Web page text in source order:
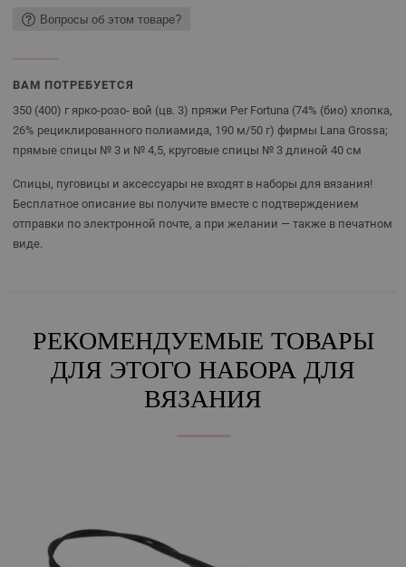
Вопросы об этом товаре?
ВАМ ПОТРЕБУЕТСЯ
350 (400) г ярко-розо- вой (цв. 3) пряжи Per Fortuna (74% (био) хлопка,
26% рециклированного полиамида, 190 м/50 г) фирмы Lana Grossa;
прямые спицы № 3 и № 4,5, круговые спицы № 3 длиной 40 см
Спицы, пуговицы и аксессуары не входят в наборы для вязания!
Бесплатное описание вы получите вместе с подтверждением
отправки по электронной почте, а при желании — также в печатном
виде.
РЕКОМЕНДУЕМЫЕ ТОВАРЫ
ДЛЯ ЭТОГО НАБОРА ДЛЯ
ВЯЗАНИЯ